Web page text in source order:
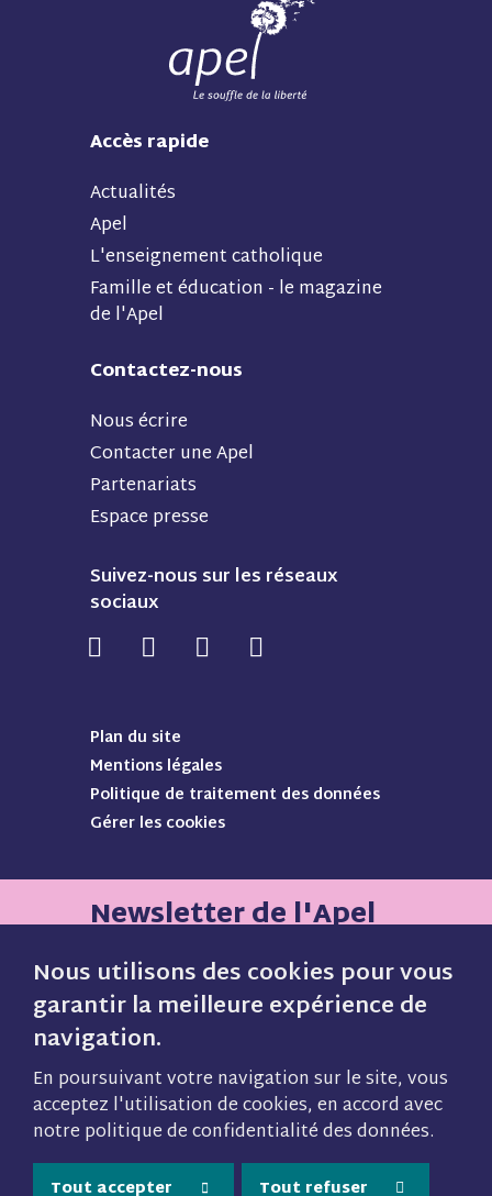
Nous utilisons des cookies pour vous
garantir la meilleure expérience de
navigation.
En poursuivant votre navigation sur le site, vous
acceptez l'utilisation de cookies, en accord avec
notre politique de confidentialité des données.
Tout accepter Tout refuser
Accès rapide
Actualités
Apel
L'enseignement catholique
Famille et éducation - le magazine
de l'Apel
Contactez-nous
Nous écrire
Contacter une Apel
Partenariats
Espace presse
Suivez-nous sur les réseaux
sociaux
s
s
u
i
v
e
s
u
r
F
a
c
e
b
o
o
k
s
s
u
i
v
e
s
u
r
I
n
s
t
a
g
r
a
s
u
i
v
e
s
u
r
P
i
t
e
r
e
s
u
i
e
s
u
r
Y
o
t
u
b
e
(
Plan du site
Mentions légales
Politique de traitement des données
Gérer les cookies
Newsletter de l'Apel
Inscrivez vous gratuitement pour
recevoir notre lettre mensuelle et
ne manquez plus aucune
information sur notre actualité, nos
webinaires et toutes nos actions.